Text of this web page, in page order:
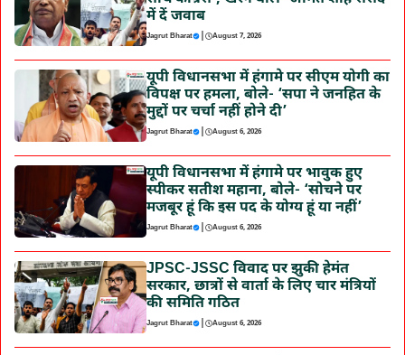
में दें जवाब
Jagrut Bharat | August 7, 2026
यूपी विधानसभा में हंगामे पर सीएम योगी का
विपक्ष पर हमला, बोले- ‘सपा ने जनहित के
मुद्दों पर चर्चा नहीं होने दी’
Jagrut Bharat | August 6, 2026
यूपी विधानसभा में हंगामे पर भावुक हुए
स्पीकर सतीश महाना, बोले- ‘सोचने पर
मजबूर हूं कि इस पद के योग्य हूं या नहीं’
Jagrut Bharat | August 6, 2026
JPSC-JSSC विवाद पर झुकी हेमंत
सरकार, छात्रों से वार्ता के लिए चार मंत्रियों
की समिति गठित
Jagrut Bharat | August 6, 2026